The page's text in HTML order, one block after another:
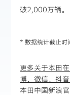
破2,000万辆。
* 数据统计截止时
更多关于本田
博、微信、抖
本田中国新浪